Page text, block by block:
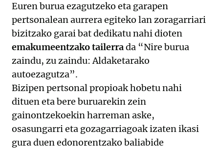
Euren burua ezagutzeko eta garapen
pertsonalean aurrera egiteko lan zoragarriari
bizitzako garai bat dedikatu nahi dioten
emakumeentzako tailerrada “Nire burua
zaindu, zu zaindu: Aldaketarako
autoezagutza”.
Bizipen pertsonal propioak hobetu nahi
dituen eta bere buruarekin zein
gainontzekoekin harreman aske,
osasungarri eta gozagarriagoak izaten ikasi
gura duen edonorentzako baliabide